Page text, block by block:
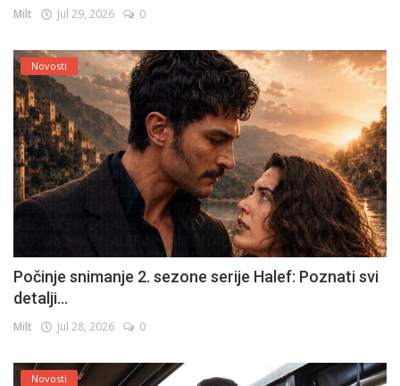
Milt Jul 29, 2026 0
Novosti
Počinje snimanje 2. sezone serije Halef: Poznati svi
detalji...
Milt Jul 28, 2026 0
Novosti